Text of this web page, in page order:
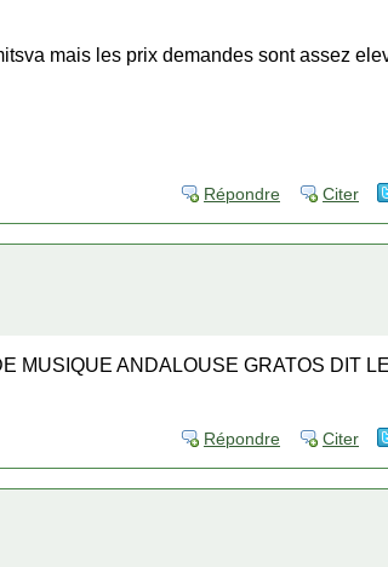
mais les prix demandes sont assez
Répondre Citer
MUSIQUE ANDALOUSE GRATOS DIT
Répondre Citer